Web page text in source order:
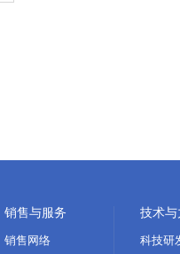
销售与服务
销售网络
技术与
科技研